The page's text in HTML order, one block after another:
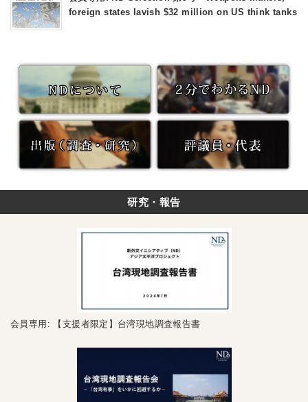
foreign states lavish $32 million on US think tanks
研究・報告
会員専用: 【支援者限定】台湾現地調査報告書